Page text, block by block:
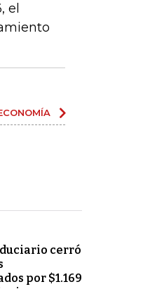
el
cerró
por $1.169